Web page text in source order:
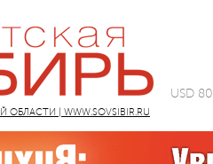
| WWW.SOVSIBIR.RU
USD